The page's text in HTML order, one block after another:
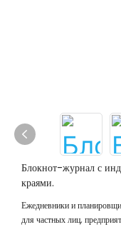
Блокнот-журнал с
краями.
Ежедневники и
для частных лиц,